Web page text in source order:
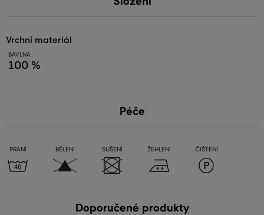
vrchní materiál
BAVLNA
100 %
Péče
PRANÍ BĚLENÍ SUŠENÍ ŽEHLENÍ ČIŠTENÍ
Doporučené produkty